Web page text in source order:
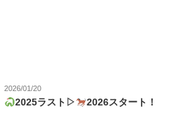
2026/01/20
2025ラスト▷ 2026スタート！